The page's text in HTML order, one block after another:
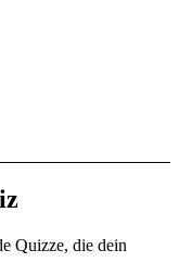
Quizze, die dein